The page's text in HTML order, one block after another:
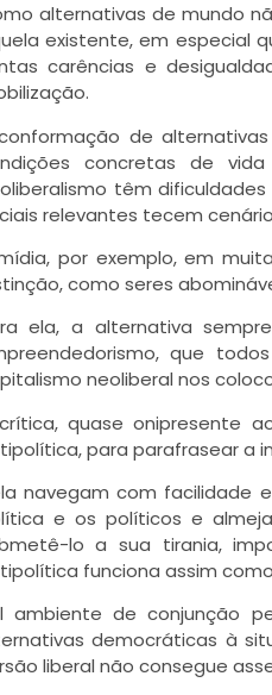
alternativas de mundo
existente, em especial
carências e
de
concretas de
têm
relevantes tecem
por exemplo, em
como seres
ela, a alternativa
que
neoliberal nos
quase onipresente
para parafrasear a
navegam com facilidade
e os políticos e
lo a sua tirania,
funciona assim
ambiente de conjunção
democráticas à
liberal não consegue